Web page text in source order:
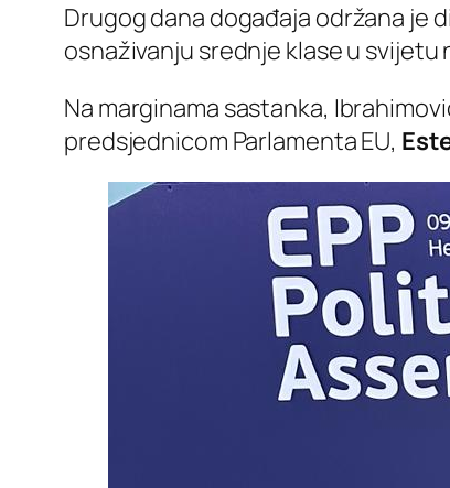
Drugog dana događaja održana je
osnaživanju srednje klase u
Na marginama sastanka,
predsjednicom Parlamenta EU,